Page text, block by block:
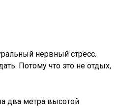
нервный стресс.
Потому что это не отдых,
два метра высотой